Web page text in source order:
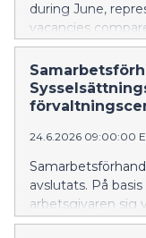
during June,
vacancies
the month, there
jobseekers, while
broad measure of
based on the
(KEHA Centre).
24.6.2026 09:00:00
avslutats. På
arbetsgivaren sig
sammanlagt 71